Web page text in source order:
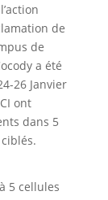
de
de
a été
26 Janvier
ont
dans 5
5 cellules